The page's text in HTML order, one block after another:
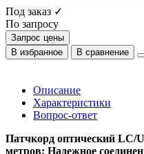
Под заказ ✓
По запросу
Запрос цены
В избранное
В сравнение
Описание
Характеристики
Вопрос-ответ
Патчкорд оптический LC/
метров: Надежное